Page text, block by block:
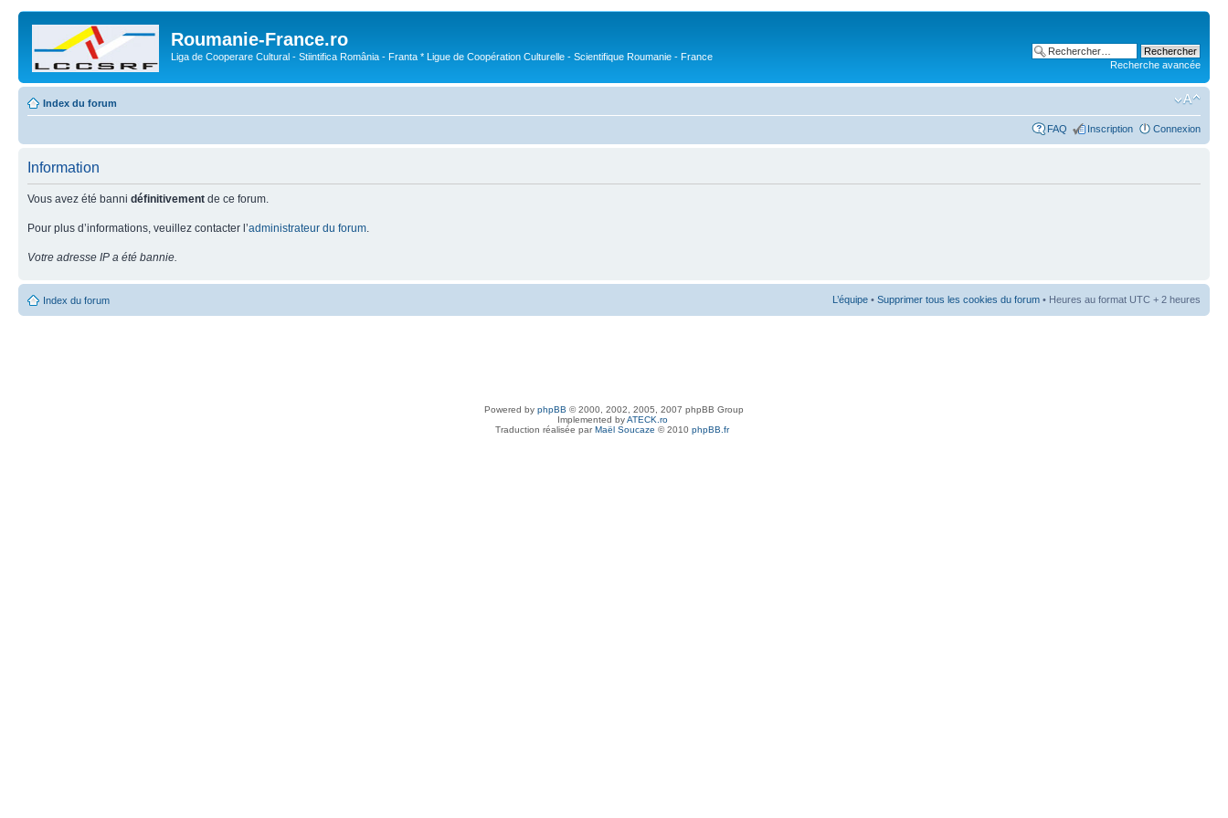
Roumanie-France.ro
Liga de Cooperare Cultural - Stiintifica România - Franta * Ligue de Coopération Culturelle - Scientifique Roumanie - France
Recherche avancée
Index du forum
FAQ Inscription Connexion
Information
Vous avez été banni définitivement de ce forum.
Pour plus d’informations, veuillez contacter l’administrateur du forum
Votre adresse IP a été bannie.
Index du forum L’équipe • Supprimer tous les cookies du forum • Heures au format UTC + 2 heures
Powered by phpBB © 2000, 2002, 2005, 2007 phpBB Group
Implemented byATECK.ro
Traduction réalisée parMaël Soucaze © 2010 phpBB.fr